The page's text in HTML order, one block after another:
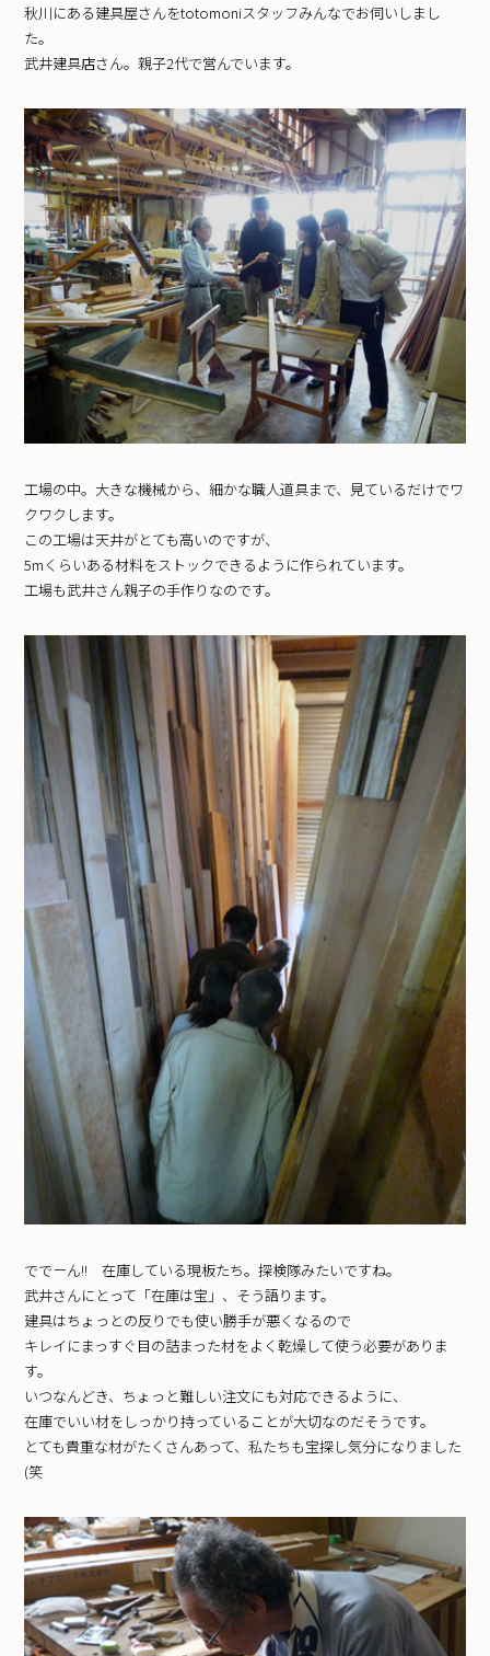
秋川にある建具屋さんをtotomoniスタッフみんなでお伺いしまし
た。
武井建具店さん。親子2代で営んでいます。
工場の中。大きな機械から、細かな職人道具まで、見ているだけでワ
クワクします。
この工場は天井がとても高いのですが、
5mくらいある材料をストックできるように作られています。
工場も武井さん親子の手作りなのです。
ででーん!! 在庫している現板たち。探検隊みたいですね。
武井さんにとって「在庫は宝」、そう語ります。
建具はちょっとの反りでも使い勝手が悪くなるので
キレイにまっすぐ目の詰まった材をよく乾燥して使う必要がありま
す。
いつなんどき、ちょっと難しい注文にも対応できるように、
在庫でいい材をしっかり持っていることが大切なのだそうです。
とても貴重な材がたくさんあって、私たちも宝探し気分になりました
(笑